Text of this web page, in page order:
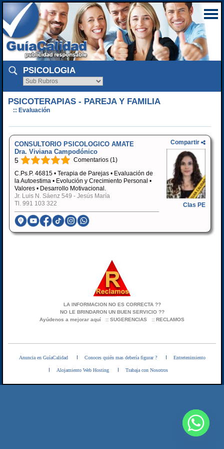
PSICOLOGIA
PSICOTERAPIAS - PAREJA Y FAMILIA
:: Evaluación
Compartir
Clas PE
CONSULTORIO PSICOLOGICO AMATE
Dra. Viviana Campodónico
5
Comentarios (1)
C.Ps.P. 46815 • Terapia de Parejas • Evaluación de
la Autoestima • Evolución y Crecimiento Personal •
Valores • Desarrollo Motivacional.
Jr. Luis N. Sáenz 549 - Jesús María
Tl.991 103 322
LA INFORMACION NO ES CORRECTA ??
NO LE BRINDARON UN BUEN SERVICIO ??
Ayúdenos a mejorar aquí :: SUGERENCIAS :: RECLAMOS
Anuncia en GuíaCalidad Conoces quién mas debería figurar ? Entretenimiento
Alojamiento Web Hosting Trabaja con Nosotros